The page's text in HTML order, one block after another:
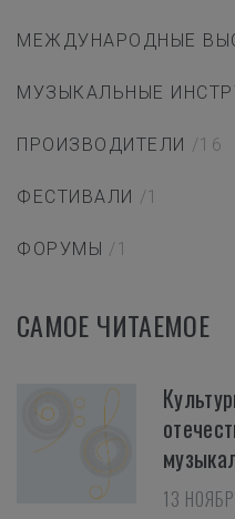
МЕЖДУНАРОДНЫЕ
МУЗЫКАЛЬНЫЕ
ПРОИЗВОДИТЕЛИ /16
ФЕСТИВАЛИ /1
ФОРУМЫ /1
САМОЕ ЧИТАЕМОЕ
13